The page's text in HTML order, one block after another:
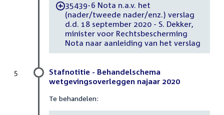
-35439-6 Nota n.a.v. het
(nader/tweede nader/enz.) verslag
d.d. 18 september 2020 - S. Dekker,
minister voor Rechtsbescherming
Nota naar aanleiding van het verslag
Stafnotitie - Behandelschema
wetgevingsoverleggen najaar 2020
Te behandelen:
5